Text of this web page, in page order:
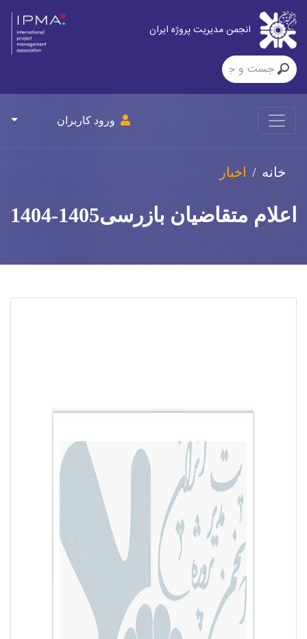
انجمن مدیریت پروژه ایران
ورود کاربران
خانه اخبار
اعلام متقاضیان بازرسی1405-1404